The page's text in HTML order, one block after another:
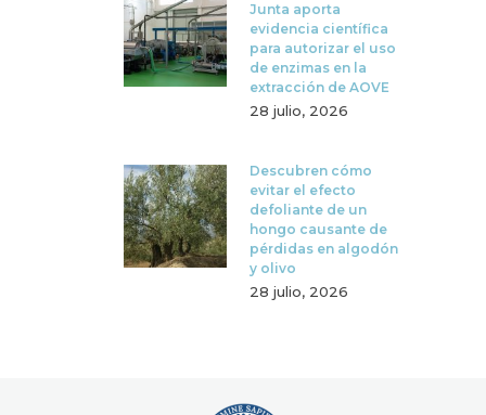
Junta aporta
evidencia científica
para autorizar el uso
de enzimas en la
extracción de AOVE
28 julio, 2026
Descubren cómo
evitar el efecto
defoliante de un
hongo causante de
pérdidas en algodón
y olivo
28 julio, 2026